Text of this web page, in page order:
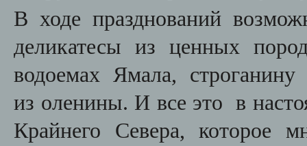
В ходе празднований
деликатесы из ценных
водоемах Ямала,
из оленины. И все это в
Крайнего Севера, которое